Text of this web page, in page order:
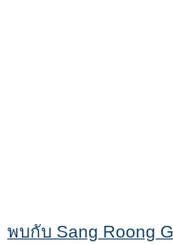
พบกับ Sang Roong